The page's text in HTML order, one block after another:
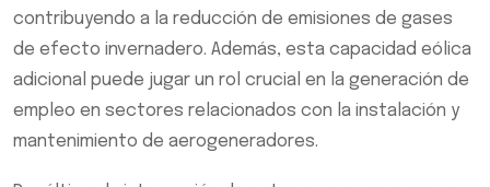
contribuyendo a la reducción de emisiones de gases
de efecto invernadero. Además, esta capacidad eólica
adicional puede jugar un rol crucial en la generación de
empleo en sectores relacionados con la instalación y
mantenimiento de aerogeneradores.